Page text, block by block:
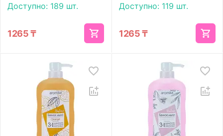
Доступно: 189 шт.
1265 ₸
Доступно: 119 шт.
1265 ₸